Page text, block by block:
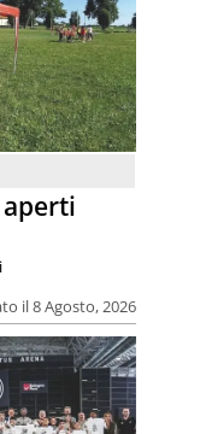
aperti
il 8 Agosto, 2026